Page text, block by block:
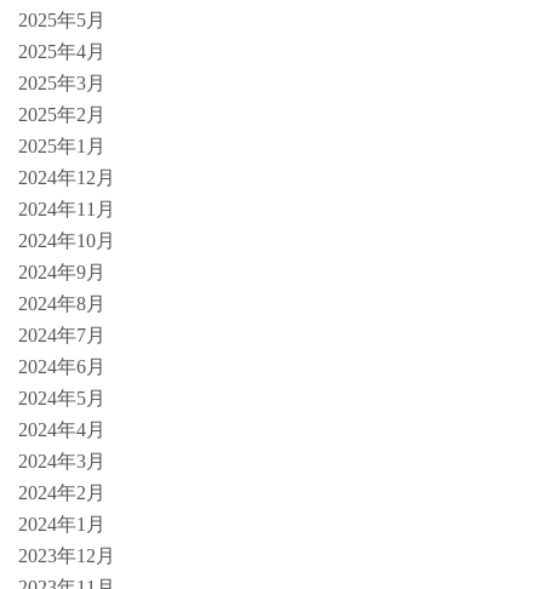
2025年5月
2025年4月
2025年3月
2025年2月
2025年1月
2024年12月
2024年11月
2024年10月
2024年9月
2024年8月
2024年7月
2024年6月
2024年5月
2024年4月
2024年3月
2024年2月
2024年1月
2023年12月